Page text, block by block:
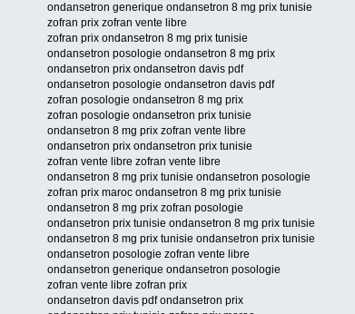
ondansetron generique ondansetron 8 mg prix tunisie
zofran prix zofran vente libre
zofran prix ondansetron 8 mg prix tunisie
ondansetron posologie ondansetron 8 mg prix
ondansetron prix ondansetron davis pdf
ondansetron posologie ondansetron davis pdf
zofran posologie ondansetron 8 mg prix
zofran posologie ondansetron prix tunisie
ondansetron 8 mg prix zofran vente libre
ondansetron prix ondansetron prix tunisie
zofran vente libre zofran vente libre
ondansetron 8 mg prix tunisie ondansetron posologie
zofran prix maroc ondansetron 8 mg prix tunisie
ondansetron 8 mg prix zofran posologie
ondansetron prix tunisie ondansetron 8 mg prix tunisie
ondansetron 8 mg prix tunisie ondansetron prix tunisie
ondansetron posologie zofran vente libre
ondansetron generique ondansetron posologie
zofran vente libre zofran prix
ondansetron davis pdf ondansetron prix